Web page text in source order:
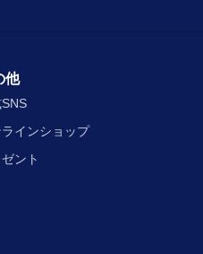
他
インショップ
ント